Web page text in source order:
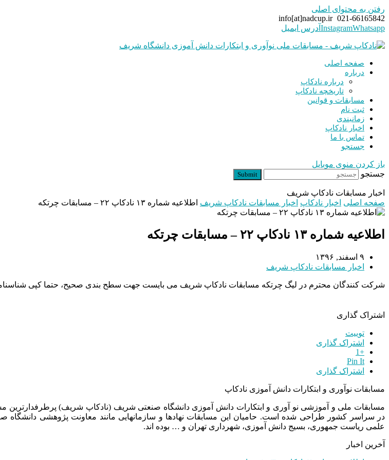
رفتن به محتوای اصلی
021-66165842
info[at]nadcup.ir
InstagramWhatsapp آدرس ایمیل
صفحه اصلی
درباره
درباره نادکاپ
تاریخچه نادکاپ
مسابقات و قوانین
ثبت نام
زمانبندی
اخبار نادکاپ
تماس با ما
جستجو
باز کردن منوی موبایل
جستجو
Submit
اخبار مسابقات نادکاپ شریف
صفحه اصلی اخبار نادکاپ اخبار مسابقات نادکاپ شریف اطلاعیه شماره ۱۳ نادکاپ ۲۲ – مسابقات چرتکه
اطلاعیه شماره ۱۳ نادکاپ ۲۲ – مسابقات چرتکه
۹ اسفند, ۱۳۹۶
اخبار مسابقات نادکاپ شریف
شرکت کنندگان محترم در لیگ چرتکه مسابقات نادکاپ شریف می بایست جهت سطح بندی صحیح، حتما کپی
اشتراک گذاری
توییت
اشتراک گذاری
+1
Pin It
اشتراک گذاری
مسابقات نوآوری و ابتکارات دانش آموزی نادکاپ
مسابقات ملی و آموزشی نو آوری و ابتکارات دانش آموزی دانشگاه صنعتی شریف (نادکاپ شریف)
در سراسر کشور طراحی شده است. حامیان این مسابقات نهادها و سازمانهایی مانند معاونت پژوهشی
علمی ریاست جمهوری، بسیج دانش آموزی، شهرداری تهران و … بوده اند.
آخرین اخبار